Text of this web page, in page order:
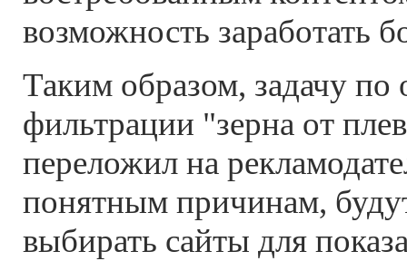
возможность заработать
Таким образом, задачу по
фильтрации "зерна от
переложил на
понятным причинам,
выбирать сайты для